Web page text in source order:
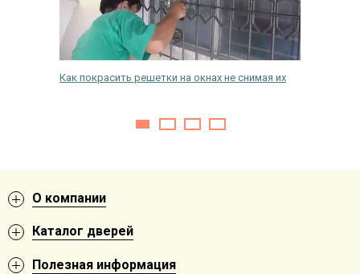
Как покрасить решетки на окнах не снимая их
О компании
Каталог дверей
Полезная информация